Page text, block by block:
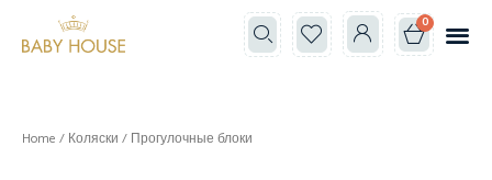
0
Home / Коляски / Прогулочные блоки